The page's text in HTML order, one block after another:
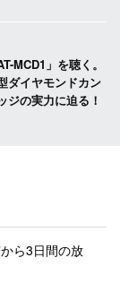
MCD1」を聴く。
ダイヤモンドカン
ジの実力に迫る！
ら3日間の放